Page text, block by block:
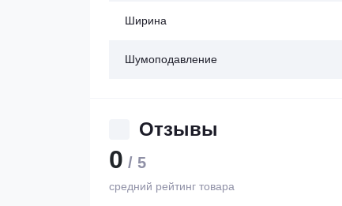
Ширина
Шумоподавление
Отзывы
0 / 5
средний рейтинг товара